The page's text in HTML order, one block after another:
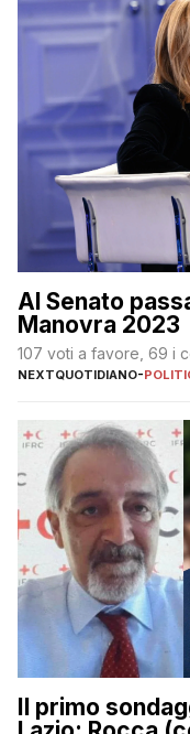
Al Senato
Manovra 2023
107 voti a favore, 69 i
NEXTQUOTIDIANO-
Il primo